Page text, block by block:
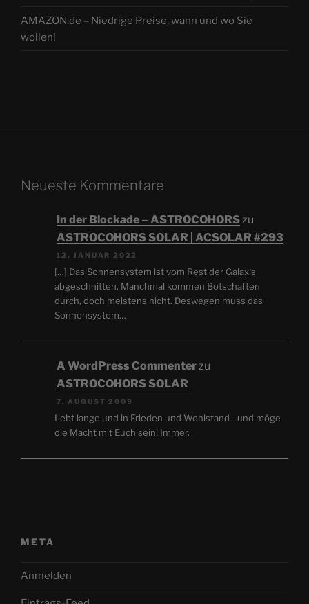
AMAZON.de – Niedrige Preise, wann und wo Sie
wollen!
Neueste Kommentare
In der Blockade – ASTROCOHORS zu
ASTROCOHORS SOLAR | ACSOLAR #293
12. JANUAR 2022
[…] Das Sonnensystem ist vom Rest der Galaxis
abgeschnitten. Manchmal kommen Botschaften
durch, doch meistens nicht. Deswegen muss das
Sonnensystem…
A WordPress Commenter zu
ASTROCOHORS SOLAR
7. AUGUST 2009
Lebt lange und in Frieden und Wohlstand - und möge
die Macht mit Euch sein! Immer.
META
Anmelden